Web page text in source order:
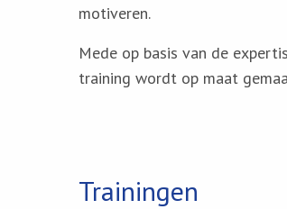
motiveren.
Mede op basis van de
training wordt op maat
Trainingen